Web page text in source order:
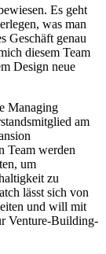
Es geht
was man
Geschäft genau
diesem Team
Design neue
Managing
am
Team werden
um
zu
lässt sich von
und will mit
Venture-Building-